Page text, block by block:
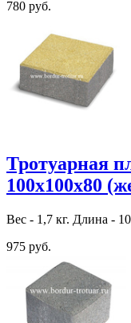
780 руб.
Тротуарная
100х100х80
Вес - 1,7 кг. Длина -
975 руб.